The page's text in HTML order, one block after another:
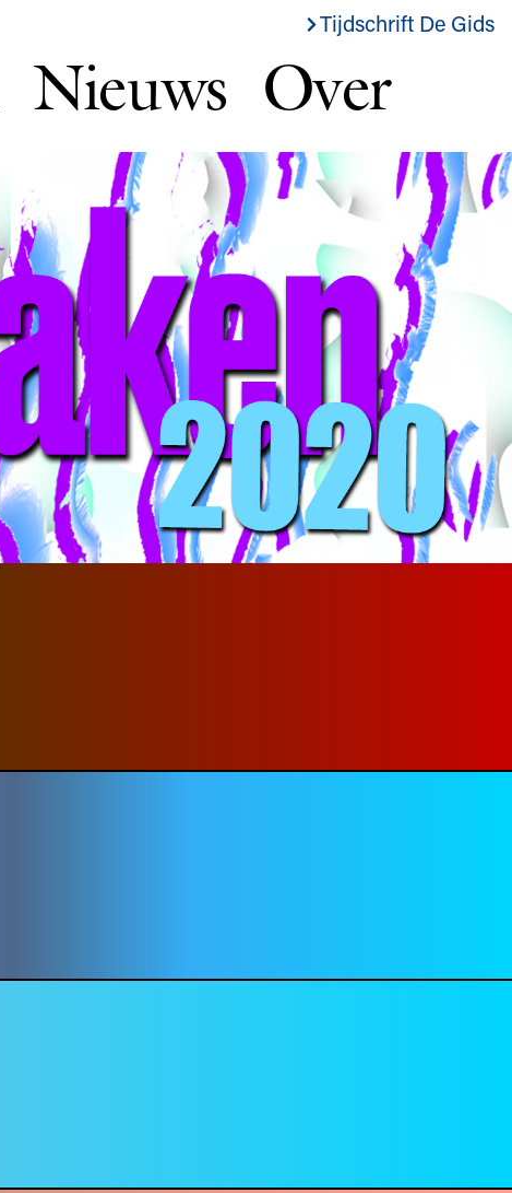
Tijdschrift De Gids
Nieuws Over